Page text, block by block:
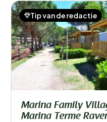
Ligging
Type vakantiehuisje
Populaire filters
Voorzieningen
Wellness
Tip van de redactie
Marina Family
Marina Terme